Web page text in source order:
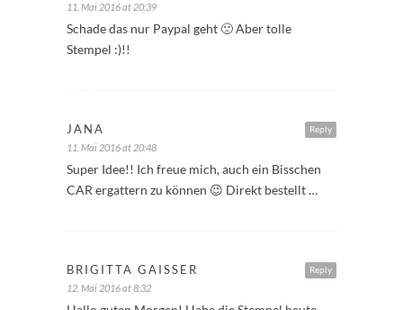
11. Mai 2016 at 20:39
Schade das nur Paypal geht 🙁 Aber tolle
Stempel :)!!
Reply
JANA
11. Mai 2016 at 20:48
Super Idee!! Ich freue mich, auch ein Bisschen
CAR ergattern zu können 😉 Direkt bestellt …
Reply
BRIGITTA GAISSER
12. Mai 2016 at 8:32